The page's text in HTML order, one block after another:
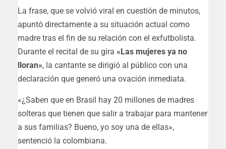
La frase, que se volvió viral en cuestión de minutos,
apuntó directamente a su situación actual como
madre tras el fin de su relación con el exfutbolista.
Durante el recital de su gira «Las mujeres ya no
lloran», la cantante se dirigió al público con una
declaración que generó una ovación inmediata.
«¿Saben que en Brasil hay 20 millones de madres
solteras que tienen que salir a trabajar para mantener
a sus familias? Bueno, yo soy una de ellas»,
sentenció la colombiana.